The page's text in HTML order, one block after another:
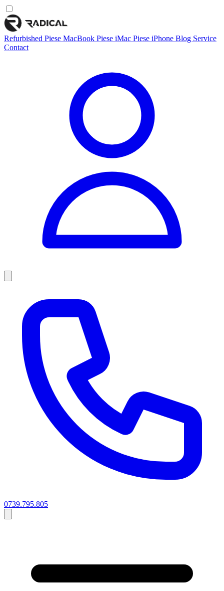
Refurbished Piese MacBook Piese iMac Piese iPhone Blog Service
Contact
0739.795.805